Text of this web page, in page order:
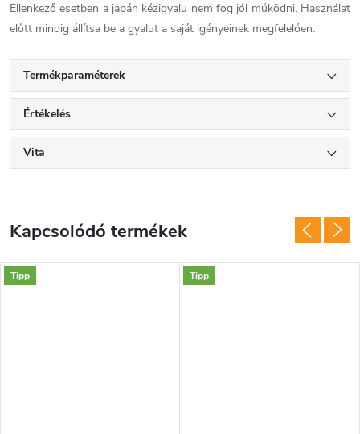
Ellenkező esetben a japán kézigyalu nem fog jól működni. Használat
előtt mindig állítsa be a gyalut a saját igényeinek megfelelően.
Termékparaméterek
Értékelés
Vita
Kapcsolódó termékek
Tipp Tipp